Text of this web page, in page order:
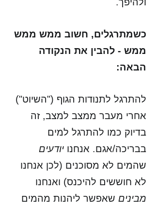
כשמתרגלים, חשוב ממש ממש
ממש - להבין את הנקודה
הבאה:
להתרגל לתנודות הגוף ("השיוט")
אחרי מעבר ממצב למצב, זה
בדיוק כמו להתרגל למים
בבריכה/אגם. אנחנו יודעים
שהמים לא מסוכנים (לכן אנחנו
לא חוששים להיכנס) ואנחנו
מבינים שאפשר ליהנות מהמים